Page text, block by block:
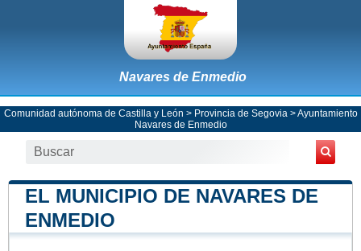
Navares de Enmedio
Comunidad autónoma de Castilla y León > Provincia de Segovia >Ayuntamiento
Navares de Enmedio
EL MUNICIPIO DE NAVARES DE
ENMEDIO